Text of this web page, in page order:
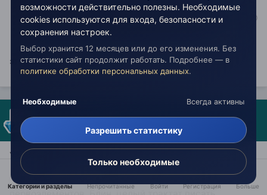
ваше умение: пониманть собеседника, или
написанное, решать задачки от среды обитания
от стирки носок до эзотерических понятий.
это навыки ....но еще не Ум.....так что же это такое?
Опубликовано:5 января 2017
УМ - интересное понятие.
Умный человек - хорошо работающая система сил
Категории и разделы Непрочитанные Войти Регистрация Больше
возможности действительно полезны. Необходимые
cookies используются для входа, безопасности и
сохранения настроек.
Выбор хранится 12 месяцев или до его изменения. Без
статистики сайт продолжит работать. Подробнее — в
политике обработки персональных данных.
Необходимые Всегда активны
Разрешить статистику
Только необходимые